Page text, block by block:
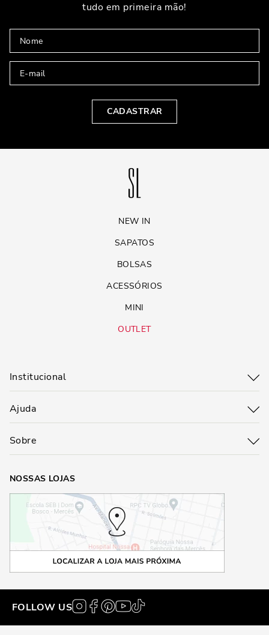
tudo em primeira mão!
CADASTRAR
NEW IN
SAPATOS
BOLSAS
ACESSÓRIOS
MINI
OUTLET
Institucional
Ajuda
Sobre
NOSSAS LOJAS
FOLLOW US